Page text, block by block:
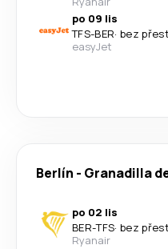
po 09 lis
TFS-BER· bez
easyJet
Berlín - Granadilla
po 02 lis
BER-TFS· bez
Ryanair